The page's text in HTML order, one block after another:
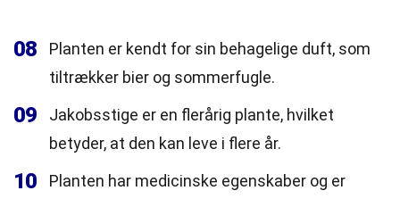
08
Planten er kendt for sin behagelige duft, som
tiltrækker bier og sommerfugle.
09
Jakobsstige er en flerårig plante, hvilket
betyder, at den kan leve i flere år.
10
Planten har medicinske egenskaber og er